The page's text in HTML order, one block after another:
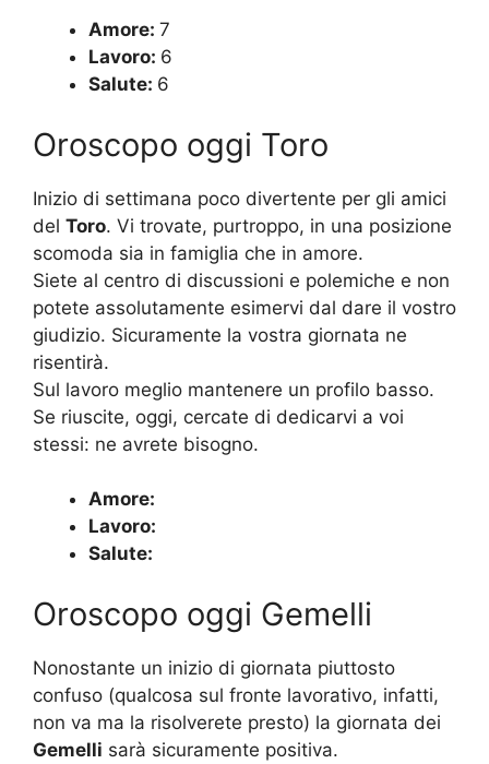
Amore: 7
Lavoro: 6
Salute: 6
Oroscopo oggi Toro
Inizio di settimana poco divertente per gli amici
del Toro. Vi trovate, purtroppo, in una posizione
scomoda sia in famiglia che in amore.
Siete al centro di discussioni e polemiche e non
potete assolutamente esimervi dal dare il vostro
giudizio. Sicuramente la vostra giornata ne
risentirà.
Sul lavoro meglio mantenere un profilo basso.
Se riuscite, oggi, cercate di dedicarvi a voi
stessi: ne avrete bisogno.
Amore:
Lavoro:
Salute:
Oroscopo oggi Gemelli
Nonostante un inizio di giornata piuttosto
confuso (qualcosa sul fronte lavorativo, infatti,
non va ma la risolverete presto) la giornata dei
Gemelli sarà sicuramente positiva.